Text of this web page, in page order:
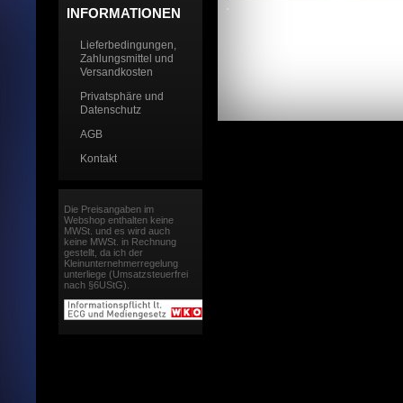
INFORMATIONEN
Lieferbedingungen,
Zahlungsmittel und
Versandkosten
Privatsphäre und
Datenschutz
AGB
Kontakt
Die Preisangaben im
Webshop enthalten keine
MWSt. und es wird auch
keine MWSt. in Rechnung
gestellt, da ich der
Kleinunternehmerregelung
unterliege (Umsatzsteuerfrei
nach §6UStG).